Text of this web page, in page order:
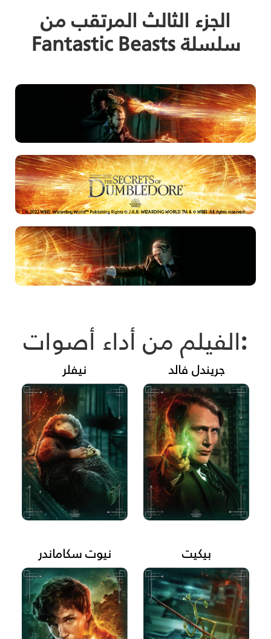
الجزء الثالث المرتقب من
سلسلة Fantastic Beasts
:الفيلم من أداء أصوات
جريندل فالد نيفلر
بيكيت نيوت سكاماندر